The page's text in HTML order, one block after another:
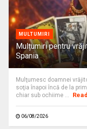
MULTUMIRI
Mulțumiri pentru
Spania
Mulţumesc doamnei
soţia înapoi încă de la
chiar sub ochiime ...
06/08/2026